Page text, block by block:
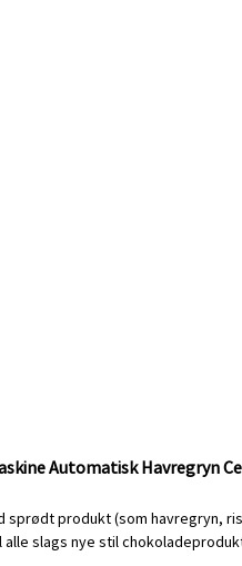
Automatisk Havregryn
sprødt produkt (som havregryn,
slags nye stil